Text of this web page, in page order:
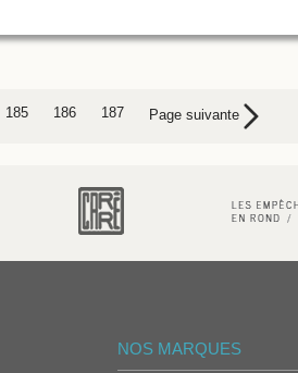
185 186 187 Page suivante
NOS MARQUES